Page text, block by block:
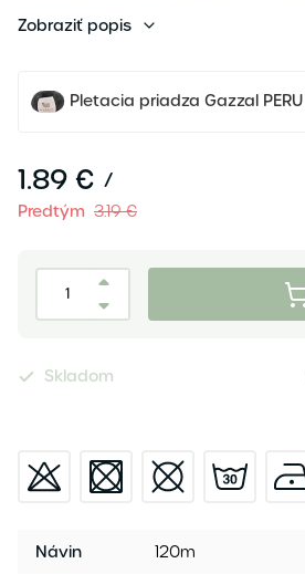
Zobraziť popis
Pletacia priadza Gazzal
1.89 € /
Predtým 3.19 €
Skladom
Návin
120m